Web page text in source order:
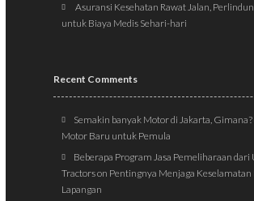
Asuransi Kesehatan Rawat Jalan,
untuk Biaya Medis Sehari-hari
Recent Comments
Semakin banyak Motor di Jakarta, Gimana?
Motor Baru untuk Pemula
Beberapa Program Jasa Pemeliharaan dari
Tractorson Pentingnya Menjaga Keselamatan
Lapangan